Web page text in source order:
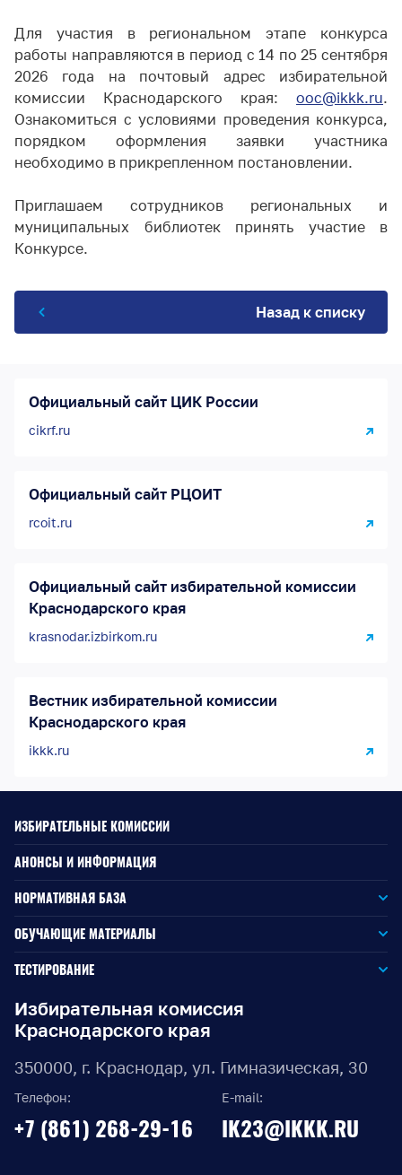
Для участия в региональном этапе конкурса
работы направляются в период с 14 по 25 сентября
2026 года на почтовый адрес избирательной
комиссии Краснодарского края: ooc@ikkk.ru.
Ознакомиться с условиями проведения конкурса,
порядком оформления заявки участника
необходимо в прикрепленном постановлении.
Приглашаем сотрудников региональных и
муниципальных библиотек принять участие в
Конкурсе.
Назад к списку
Официальный сайт ЦИК России
cikrf.ru
Официальный сайт РЦОИТ
rcoit.ru
Официальный сайт избирательной комиссии
Краснодарского края
krasnodar.izbirkom.ru
Вестник избирательной комиссии
Краснодарского края
ikkk.ru
Избирательная комиссия
Краснодарского края
350000, г. Краснодар, ул. Гимназическая, 30
Телефон:
+7 (861) 268-29-16
E-mail:
IK23@IKKK.RU
ИЗБИРАТЕЛЬНЫЕ КОМИССИИ
АНОНСЫ И ИНФОРМАЦИЯ
НОРМАТИВНАЯ БАЗА
Законодательство РФ
Законодательство КК
Документы ЦИК России
Документы ИККК
Выборы Губернатора Краснодарского края
Краснодарского края
ОБУЧАЮЩИЕ МАТЕРИАЛЫ
Для окружной избирательной комиссии
Для территориальной избирательной комиссии
Для участковой избирательной комиссии
ТЕСТИРОВАНИЕ
Для членов участковых избирательных комиссий